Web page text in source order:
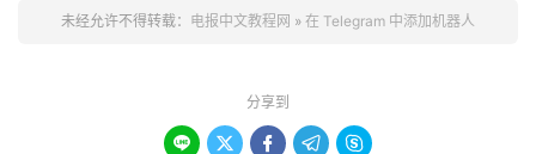
未经允许不得转载： 电报中文教程网 » 在 Telegram 中添加机器人
分享到
    